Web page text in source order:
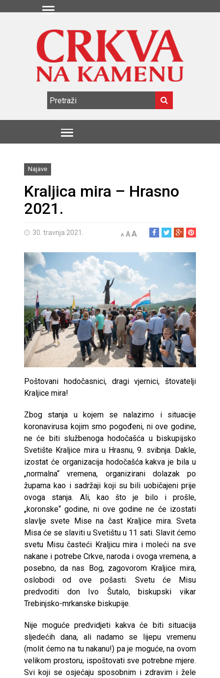
Najave
Kraljica mira – Hrasno
2021.
30. travnja 2021. A AA
Poštovani hodočasnici, dragi vjernici, štovatelji
Kraljice mira!
Zbog stanja u kojem se nalazimo i situacije
koronavirusa kojim smo pogođeni, ni ove godine,
ne će biti službenoga hodočašća u biskupijsko
Svetište Kraljice mira u Hrasnu, 9. svibnja. Dakle,
izostat će organizacija hodočašća kakva je bila u
„normalna“ vremena, organizirani dolazak po
župama kao i sadržaji koji su bili uobičajeni prije
ovoga stanja. Ali, kao što je bilo i prošle,
„koronske“ godine, ni ove godine ne će izostati
slavlje svete Mise na čast Kraljice mira. Sveta
Misa će se slaviti u Svetištu u 11 sati. Slavit ćemo
svetu Misu časteći Kraljicu mira i moleći na sve
nakane i potrebe Crkve, naroda i ovoga vremena, a
posebno, da nas Bog, zagovorom Kraljice mira,
oslobodi od ove pošasti. Svetu će Misu
predvoditi don Ivo Šutalo, biskupski vikar
Trebinjsko-mrkanske biskupije.
Nije moguće predvidjeti kakva će biti situacija
sljedećih dana, ali nadamo se lijepu vremenu
(molit ćemo na tu nakanu!) pa je moguće, na ovom
velikom prostoru, ispoštovati sve potrebne mjere.
Svi koji se osjećaju sposobnim i zdravim i žele